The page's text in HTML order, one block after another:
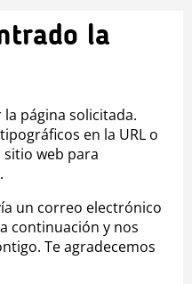
la
página solicitada.
en la URL o
web para
un correo electrónico
continuación y nos
Te agradecemos